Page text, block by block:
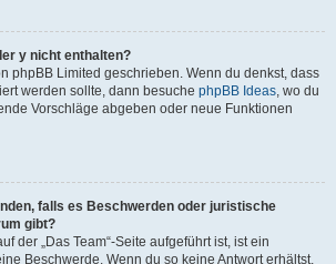
y nicht enthalten?
phpBB Limited geschrieben. Wenn du denkst, dass
werden sollte, dann besuche phpBB Ideas, wo du
Vorschläge abgeben oder neue Funktionen
falls es Beschwerden oder juristische
gibt?
der „Das Team“-Seite aufgeführt ist, ist ein
Beschwerde. Wenn du so keine Antwort erhältst,